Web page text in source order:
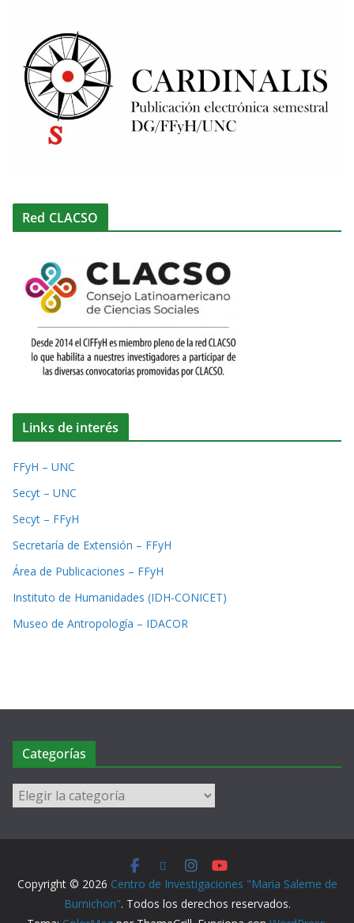
Red CLACSO
Links de interés
FFyH – UNC
Secyt – UNC
Secyt – FFyH
Secretaría de Extensión – FFyH
Área de Publicaciones – FFyH
Instituto de Humanidades (IDH-CONICET)
Museo de Antropología – IDACOR
Categorías
Copyright © 2026 Centro de Investigaciones "Maria Saleme de
Burnichon". Todos los derechos reservados.